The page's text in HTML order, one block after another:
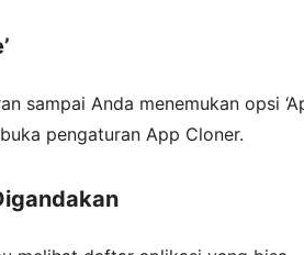
sampai Anda menemukan opsi
pengaturan App Cloner.